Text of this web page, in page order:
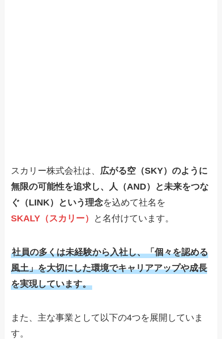
スカリー株式会社は、 広がる空（SKY）のように
無限の可能性を追求し、人（AND）と未来をつな
ぐ（LINK）という理念を込めて社名を
SKALY（スカリー）
と名付けています。
社員の多くは未経験から入社し、「個々を認める
風土」を大切にした環境でキャリアアップや成長
を実現しています。
また、主な事業として以下の4つを展開していま
す。